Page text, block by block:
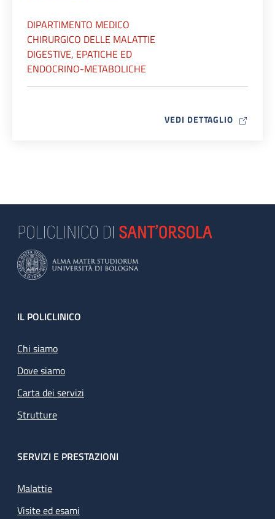
DIPARTIMENTO MEDICO
CHIRURGICO DELLE MALATTIE
DIGESTIVE, EPATICHE ED
ENDOCRINO-METABOLICHE
VEDI DETTAGLIO MAP ICON
Footer
IL POLICLINICO
Chi siamo
Dove siamo
Carta dei servizi
Strutture
SERVIZI E PRESTAZIONI
Malattie
Visite ed esami